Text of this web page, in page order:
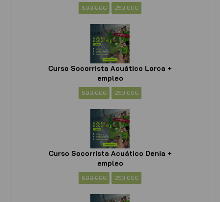
500.00€ 259.00€
Curso Socorrista Acuático Lorca +
empleo
500.00€ 259.00€
Curso Socorrista Acuático Denia +
empleo
500.00€ 259.00€